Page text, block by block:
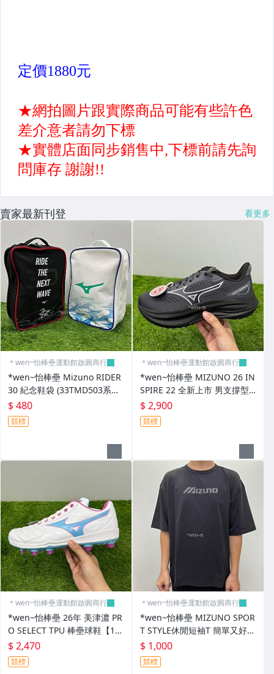
【配件】護腕,頭帶
【配件】圍巾,護頸套
【配件】眼鏡,帽子,袖套
【各種運動防護配件】
【簡易便利健身器材區】
賣家最新刊登 看更多
＊wen~怡棒壘運動館啟圓商行
*wen~怡棒壘 Mizuno RIDER
30 紀念鞋袋 (33TMD503系列)
現貨特價中 下單前先詢問
$ 480
競標
＊wen~怡棒壘運動館啟圓商行
*wen~怡棒壘 MIZUNO 26 IN
SPIRE 22 全新上市 男支撐型
慢跑鞋 (J1GC264556)現貨特價
$ 2,900
競標
＊wen~怡棒壘運動館啟圓商行
*wen~怡棒壘 26年 美津濃 PR
O SELECT TPU 棒壘球鞋【11
$ 2,470
競標
＊wen~怡棒壘運動館啟圓商行
*wen~怡棒壘 MIZUNO SPOR
T STYLE休閒短袖T 簡單又好看
【D2TAD50209】現貨特價中
先詢問
$ 1,000
競標